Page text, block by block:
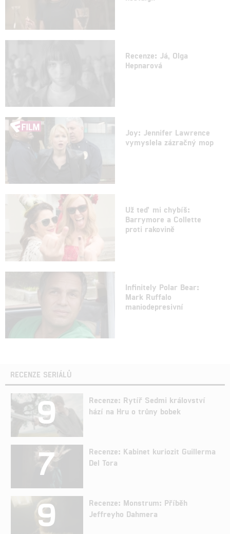
Recenze: Já, Olga
Hepnarová
Joy: Jennifer Lawrence
vymyslela zázračný mop
Už teď mi chybíš:
Barrymore a Collette
proti rakovině
Infinitely Polar Bear:
Mark Ruffalo
maniodepresivní
RECENZE SERIÁLŮ
9
Recenze: Rytíř Sedmi království
hází na Hru o trůny bobek
7
Recenze: Kabinet kuriozit Guillerma
Del Tora
9
Recenze: Monstrum: Příběh
Jeffreyho Dahmera